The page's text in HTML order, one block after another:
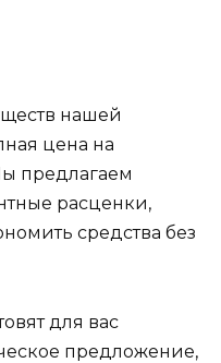
нашей
цена на
предлагаем
расценки,
средства без
для вас
предложение,